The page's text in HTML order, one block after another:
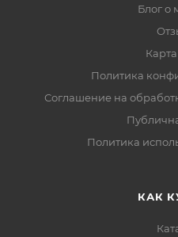
Блог о
Политика
Соглашение на
Политика
КАК